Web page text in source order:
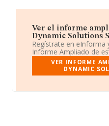
Ver el informe
Dynamic Solutions
Regístrate en eInforma
Informe Ampliado de
VER INFORME
DYNAMIC